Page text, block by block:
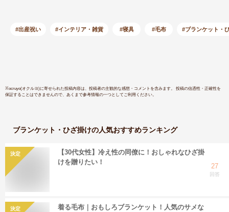
スレート
#出産祝い #インテリア・雑貨 #寝具 #毛布 #ブランケット・
※ocruyo(オクルヨ)に寄せられた投稿内容は、投稿者の主観的な感想・コメントを含みます。 投稿の信憑性・正確性を
保証することはできませんので、あくまで参考情報の一つとしてご利用ください。
ブランケット・ひざ掛けの人気おすすめランキング
決定
【30代女性】冷え性の同僚に！おしゃれなひざ掛
けを贈りたい！
27
回答
決定
着る毛布｜おもしろブランケット！人気のサメな